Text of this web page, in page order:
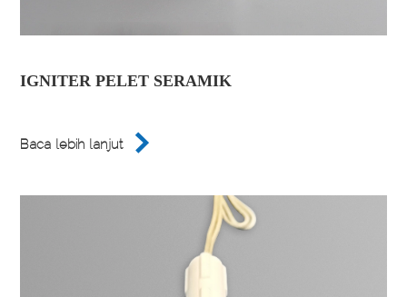
IGNITER PELET SERAMIK
Baca lebih lanjut 